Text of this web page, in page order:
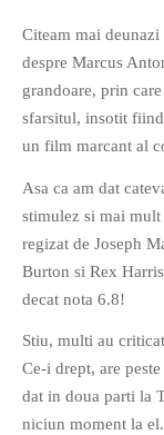
If you like movies,
mind games, then
book for you.
famous movies
very letters of
Citeam mai
despre Marcus
grandoare, prin
sfarsitul, insotit
un film marcant al
Asa ca am dat
stimulez si mai
regizat de Joseph
Burton si Rex
decat nota 6.8!
Stiu, multi au
Ce-i drept, are
dat in doua parti la
niciun moment la